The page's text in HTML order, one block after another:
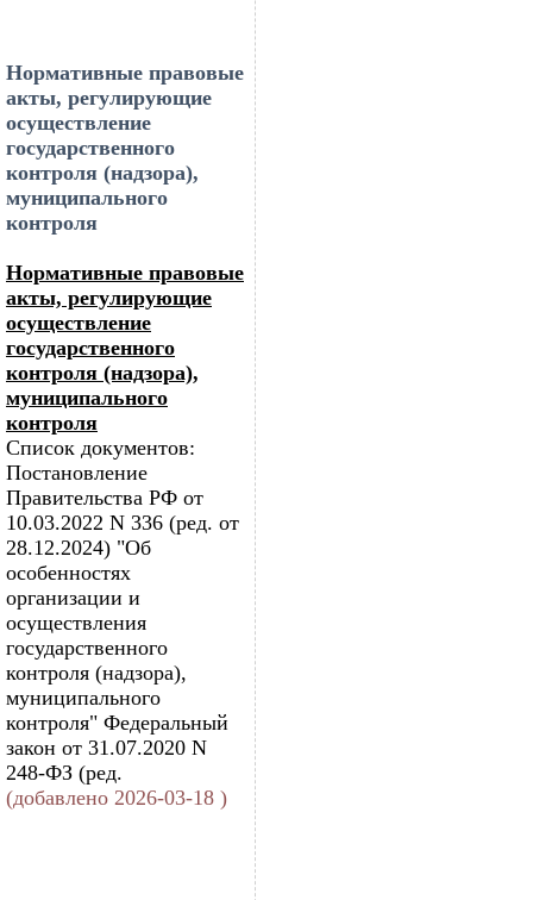
Нормативные правовые
акты, регулирующие
осуществление
государственного
контроля (надзора),
муниципального
контроля
Нормативные правовые
акты, регулирующие
осуществление
государственного
контроля (надзора),
муниципального
контроля
Список документов:
Постановление
Правительства РФ от
10.03.2022 N 336 (ред. от
28.12.2024) "Об
особенностях
организации и
осуществления
государственного
контроля (надзора),
муниципального
контроля" Федеральный
закон от 31.07.2020 N
248-ФЗ (ред.
(добавлено 2026-03-18 )